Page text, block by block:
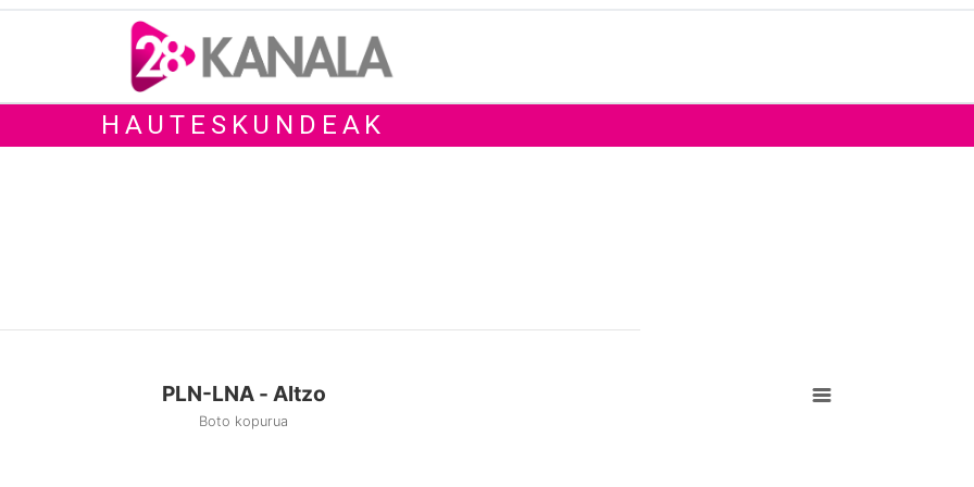
HAUTESKUNDEAK
PLN-LNA - Altzo
Boto kopurua